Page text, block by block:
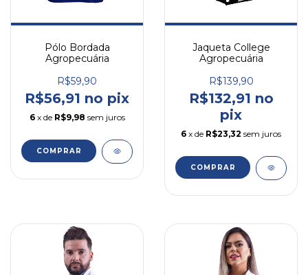
Pólo Bordada
Agropecuária
R$59,90
R$56,91 no pix
6 x de R$9,98 sem juros
COMPRAR
Jaqueta College
Agropecuária
R$139,90
R$132,91 no
pix
6 x de R$23,32 sem juros
COMPRAR